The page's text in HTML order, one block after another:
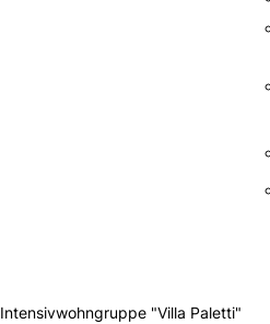
Intensivwohngruppe "Villa Paletti"